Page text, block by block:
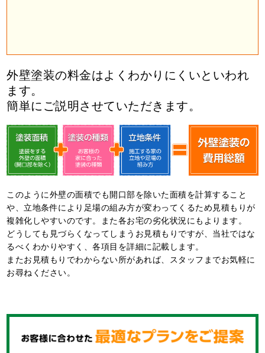
外壁塗装の料金はよくわかりにくいといわれ
ます。
簡単にご説明させていただきます。
このように外壁の面積でも開口部を除いた面積を計算すること
や、立地条件により足場の組み方が変わってくるため⾒積もりが
複雑化しやすいのです。また各お宅の劣化状況にもよります。
どうしても⾒づらくなってしまうお⾒積もりですが、当社ではな
るべくわかりやすく、各項目を詳細に記載します。
またお⾒積もりでわからない所があれば、スタッフまでお気軽に
お尋ねください。